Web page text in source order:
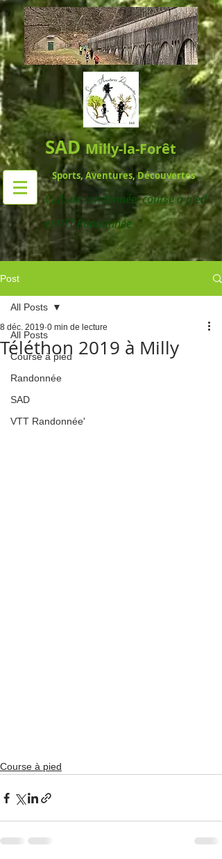
SADMilly-la-Forêt
Sports, Aventures, Découvertes
Club de randonnée,course à pied
et VTT Randonnée
Post
All Posts
Course à pied
Randonnée
SAD
VTT Randonnée'
All Posts
Téléthon 2019 à Milly
8 déc. 2019 0 min de lecture
Course à pied